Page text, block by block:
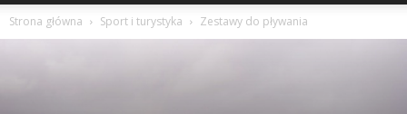
Strona główna Sport i turystyka Zestawy do pływania